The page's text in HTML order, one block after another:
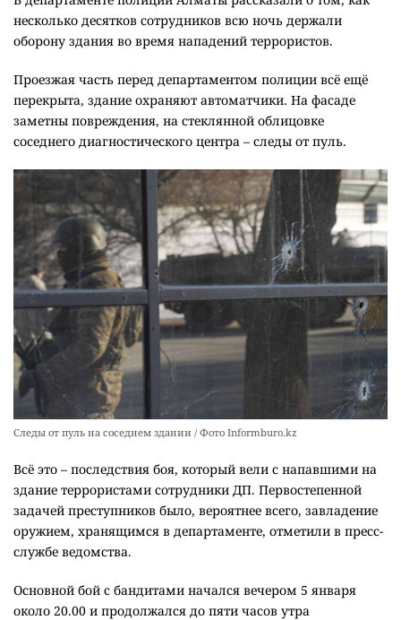
несколько десятков сотрудников всю ночь держали
оборону здания во время нападений террористов.
Проезжая часть перед департаментом полиции всё ещё
перекрыта, здание охраняют автоматчики. На фасаде
заметны повреждения, на стеклянной облицовке
соседнего диагностического центра – следы от пуль.
Следы от пуль на соседнем здании / Фото Informburo.kz
Всё это – последствия боя, который вели с напавшими на
здание террористами сотрудники ДП. Первостепенной
задачей преступников было, вероятнее всего, завладение
оружием, хранящимся в департаменте, отметили в пресс-
службе ведомства.
Основной бой с бандитами начался вечером 5 января
около 20.00 и продолжался до пяти часов утра